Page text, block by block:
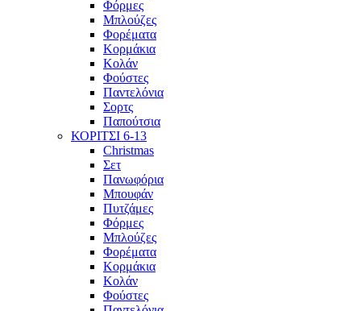
Φόρμες
Μπλούζες
Φορέματα
Κορμάκια
Κολάν
Φούστες
Παντελόνια
Σορτς
Παπούτσια
ΚΟΡΙΤΣΙ 6-13
Christmas
Σετ
Πανωφόρια
Μπουφάν
Πυτζάμες
Φόρμες
Μπλούζες
Φορέματα
Κορμάκια
Κολάν
Φούστες